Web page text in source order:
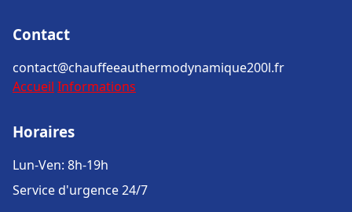
Contact
contact@chauffeeauthermodynamique200l.fr
Accueil Informations
Horaires
Lun-Ven: 8h-19h
Service d'urgence 24/7